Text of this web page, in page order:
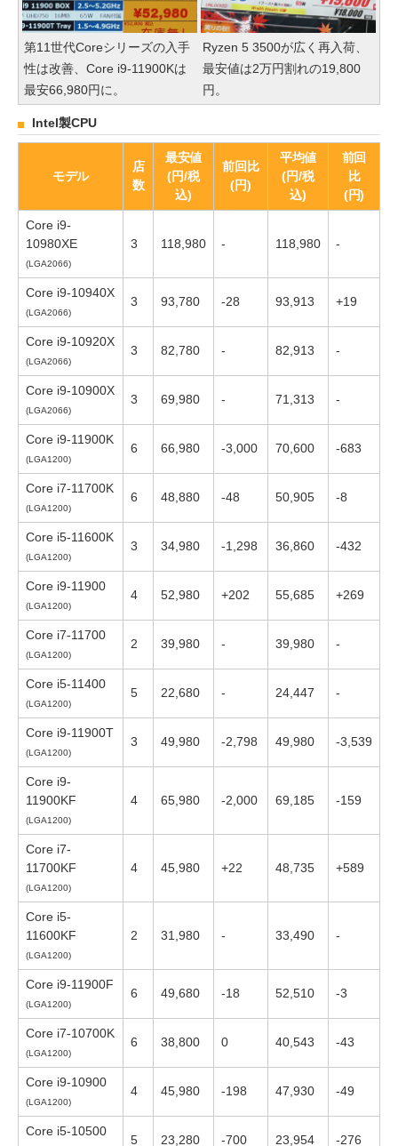
第11世代Coreシリーズの入手
性は改善、Core i9-11900Kは
最安66,980円に。
Ryzen 5 3500が広く再入荷、
最安値は2万円割れの19,800
円。
Intel製CPU
モデル
店
数
最安値
(円/税
込)
前回比
(円)
平均値
(円/税
込)
前回
比
(円)
Core i9-
10980XE
(LGA2066)
3 118,980 - 118,980 -
Core i9-10940X
(LGA2066)
3 93,780 -28 93,913 +19
Core i9-10920X
(LGA2066)
3 82,780 - 82,913 -
Core i9-10900X
(LGA2066)
3 69,980 - 71,313 -
Core i9-11900K
(LGA1200)
6 66,980 -3,000 70,600 -683
Core i7-11700K
(LGA1200)
6 48,880 -48 50,905 -8
Core i5-11600K
(LGA1200)
3 34,980 -1,298 36,860 -432
Core i9-11900
(LGA1200)
4 52,980 +202 55,685 +269
Core i7-11700
(LGA1200)
2 39,980 - 39,980 -
Core i5-11400
(LGA1200)
5 22,680 - 24,447 -
Core i9-11900T
(LGA1200)
3 49,980 -2,798 49,980 -3,539
Core i9-
11900KF
(LGA1200)
4 65,980 -2,000 69,185 -159
Core i7-
11700KF
(LGA1200)
4 45,980 +22 48,735 +589
Core i5-
11600KF
(LGA1200)
2 31,980 - 33,490 -
Core i9-11900F
(LGA1200)
6 49,680 -18 52,510 -3
Core i7-10700K
(LGA1200)
6 38,800 0 40,543 -43
Core i9-10900
(LGA1200)
4 45,980 -198 47,930 -49
Core i5-10500
5 23,280 -700 23,954 -276